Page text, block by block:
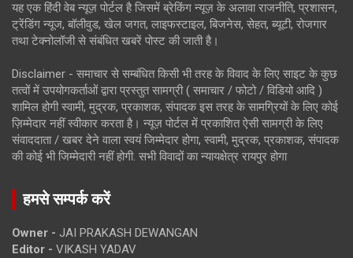
यह एक हिंदी वेब न्यूज़ पोर्टल है जिसमें ब्रेकिंग न्यूज़ के अलावा राजनीति, प्रशासन,
ट्रेंडिंग न्यूज, बॉलीवुड, खेल जगत, लाइफस्टाइल, बिजनेस, सेहत, ब्यूटी, रोजगार
तथा टेक्नोलॉजी से संबंधित खबरें पोस्ट की जाती है।
Disclaimer - समाचार से सम्बंधित किसी भी तरह के विवाद के लिए साइट के कुछ
तत्वों में उपयोगकर्ताओं द्वारा प्रस्तुत सामग्री ( समाचार / फोटो / विडियो आदि )
शामिल होगी स्वामी, मुद्रक, प्रकाशक, संपादक इस तरह के सामग्रियों के लिए कोई
ज़िम्मेदार नहीं स्वीकार करता है। न्यूज़ पोर्टल में प्रकाशित ऐसी सामग्री के लिए
संवाददाता / खबर देने वाला स्वयं जिम्मेदार होगा, स्वामी, मुद्रक, प्रकाशक, संपादक
की कोई भी जिम्मेदारी नहीं होगी. सभी विवादों का न्यायक्षेत्र रायपुर होगा
हमसे सम्पर्क करें
Owner - JAI PRAKASH DEWANGAN
Editor - VIKASH YADAV